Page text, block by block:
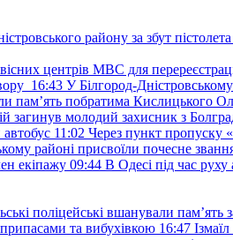
району за збут
центрів МВС для
16:43 У Білгород-
пам’ять побратима Кислицького
загинув молодий захисник з
11:02 Через пункт пропуску
районі присвоїли почесне
екіпажу 09:44 В Одесі під час
поліцейські вшанували
та вибухівкою 16:47